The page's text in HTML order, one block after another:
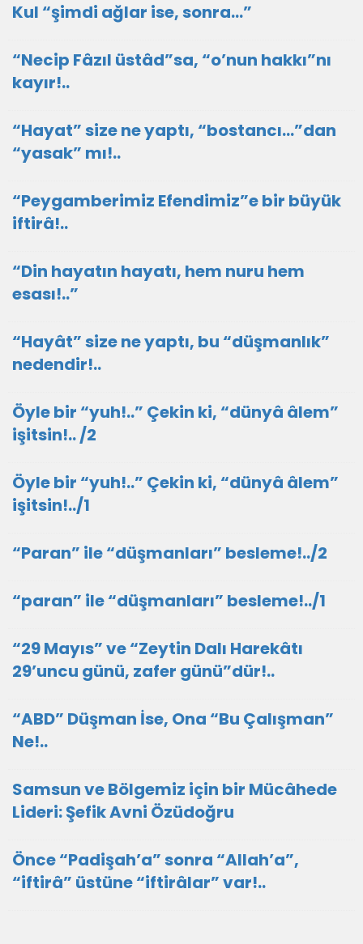
Kul “şimdi ağlar ise, sonra…”
“Necip Fâzıl üstâd”sa, “o’nun hakkı”nı
kayır!..
“Hayat” size ne yaptı, “bostancı…”dan
“yasak” mı!..
​“Peygamberimiz Efendimiz”e bir büyük
iftirâ!..
“Din hayatın hayatı, hem nuru hem
esası!..”
“Hayât” size ne yaptı, bu “düşmanlık”
nedendir!..
Öyle bir “yuh!..” Çekin ki, “dünyâ âlem”
işitsin!.. /2
Öyle bir “yuh!..” Çekin ki, “dünyâ âlem”
işitsin!../1
“Paran” ile “düşmanları” besleme!../2
“paran” ile “düşmanları” besleme!../1
“29 Mayıs” ve “Zeytin Dalı Harekâtı
29’uncu günü, zafer günü”dür!..
“ABD” Düşman İse, Ona “Bu Çalışman”
Ne!..
Samsun ve Bölgemiz için bir Mücâhede
Lideri: Şefik Avni Özüdoğru
Önce “Padişah’a” sonra “Allah’a”,
“iftirâ” üstüne “iftirâlar” var!..